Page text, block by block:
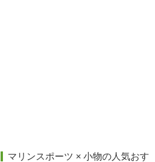
マリンスポーツ × 小物の人気おす